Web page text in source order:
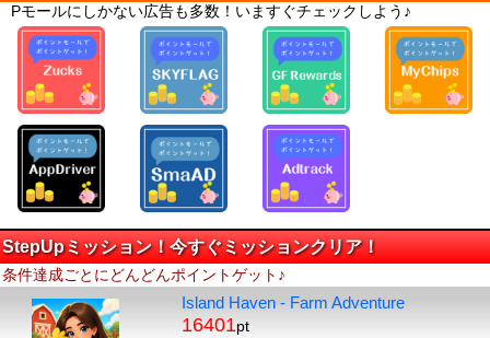
Pモールにしかない広告も多数！いますぐチェックしよう♪
StepUpミッション！今すぐミッションクリア！
条件達成ごとにどんどんポイントゲット♪
Island Haven - Farm Adventure
16401pt